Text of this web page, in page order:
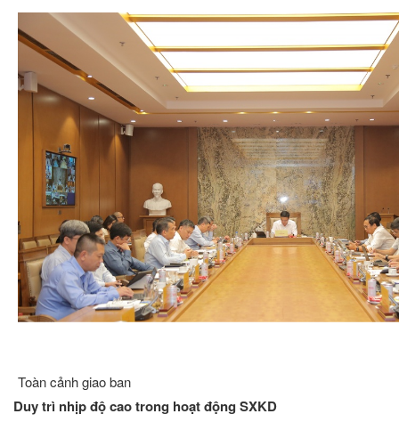
Toàn cảnh giao ban
Duy trì nhịp độ cao trong hoạt động SXKD